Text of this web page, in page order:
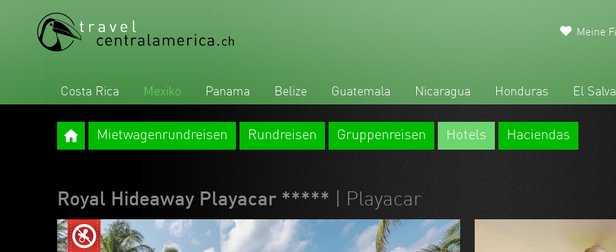
Costa Rica Mexiko Panama Belize Guatemala Nicaragua Honduras El
Meine
Mietwagenrundreisen Rundreisen Gruppenreisen Hotels Haciendas
Royal Hideaway Playacar ***** | Playacar